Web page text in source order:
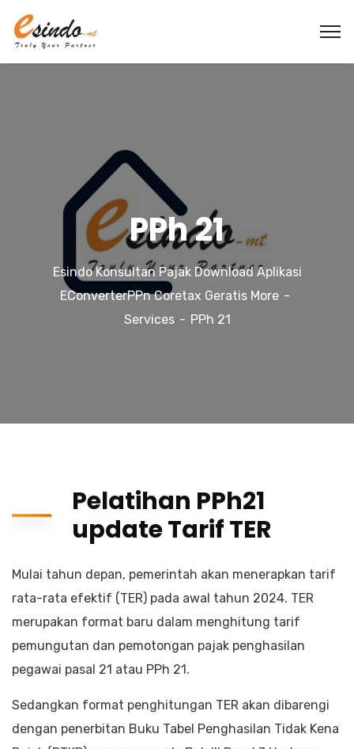
PPh 21
Esindo Konsultan Pajak Download Aplikasi
EConverterPPn Coretax Geratis More
Services
PPh 21
Pelatihan PPh21
update Tarif TER
Mulai tahun depan, pemerintah akan menerapkan tarif
rata-rata efektif (TER) pada awal tahun 2024. TER
merupakan format baru dalam menghitung tarif
pemungutan dan pemotongan pajak penghasilan
pegawai pasal 21 atau PPh 21.
Sedangkan format penghitungan TER akan dibarengi
dengan penerbitan Buku Tabel Penghasilan Tidak Kena